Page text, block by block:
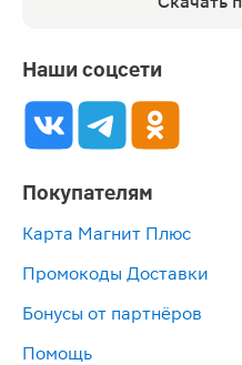
Наши соцсети
Покупателям
Карта Магнит Плюс
Промокоды Доставки
Бонусы от партнёров
Помощь